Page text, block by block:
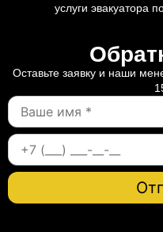
услуги эвакуатора
Оставьте заявку и наши